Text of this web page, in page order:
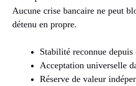
Aucune crise bancaire ne peut
détenu en propre.
Stabilité reconnue
Acceptation universelle
Réserve de valeur